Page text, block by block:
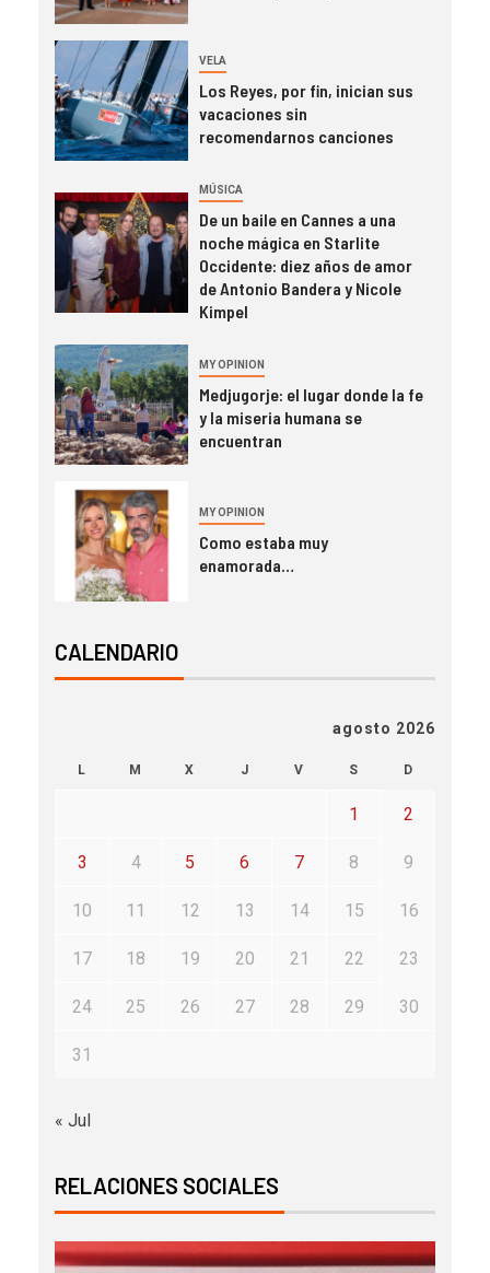
VELA
Los Reyes, por fin, inician sus
vacaciones sin
recomendarnos canciones
MÚSICA
De un baile en Cannes a una
noche mágica en Starlite
Occidente: diez años de amor
de Antonio Bandera y Nicole
Kimpel
MY OPINION
Medjugorje: el lugar donde la fe
y la miseria humana se
encuentran
MY OPINION
Como estaba muy
enamorada…
CALENDARIO
agosto 2026
L M X J V S D
1 2
3 4 5 6 7 8 9
10 11 12 13 14 15 16
17 18 19 20 21 22 23
24 25 26 27 28 29 30
31
« Jul
RELACIONES SOCIALES